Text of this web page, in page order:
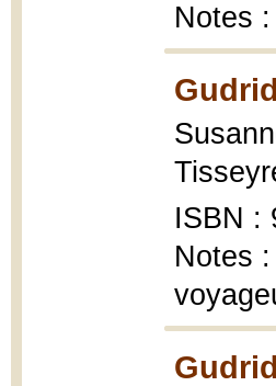
Notes
ISBN :
Notes